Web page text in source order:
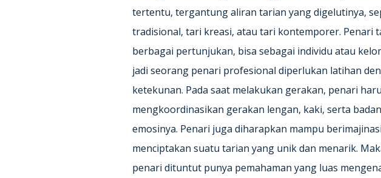
tertentu, tergantung aliran tarian yang digelutinya,
tradisional, tari kreasi, atau tari kontemporer. Penari
berbagai pertunjukan, bisa sebagai individu atau
jadi seorang penari profesional diperlukan latihan
ketekunan. Pada saat melakukan gerakan, penari
mengkoordinasikan gerakan lengan, kaki, serta
emosinya. Penari juga diharapkan mampu
menciptakan suatu tarian yang unik dan menarik.
penari dituntut punya pemahaman yang luas